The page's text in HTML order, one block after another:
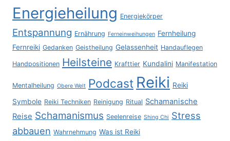
Energieheilung Energiekörper
Entspannung Ernährung Ferneinweihungen Fernheilung
Fernreiki Gedanken Geistheilung Gelassenheit Handauflegen
Handpositionen Heilsteine Krafttier Kundalini Manifestation
Mentalheilung Obere Welt Podcast Reiki Reiki
Symbole Reiki Techniken Reinigung Ritual Schamanische
Reise Schamanismus Seelenreise Shing Chi Stress
abbauen Wahrnehmung Was ist Reiki